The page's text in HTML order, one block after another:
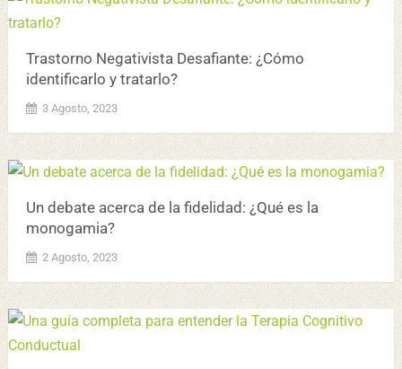
Trastorno Negativista Desafiante: ¿Cómo
identificarlo y tratarlo?
3 Agosto, 2023
Un debate acerca de la fidelidad: ¿Qué es la
monogamia?
2 Agosto, 2023